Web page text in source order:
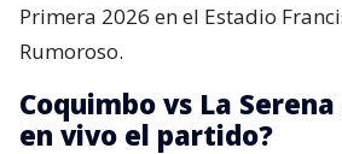
Primera 2026 en el Estadio
Rumoroso.
Coquimbo vs La
en vivo el partido?